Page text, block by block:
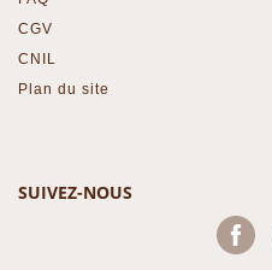
CGV
CNIL
Plan du site
SUIVEZ-NOUS